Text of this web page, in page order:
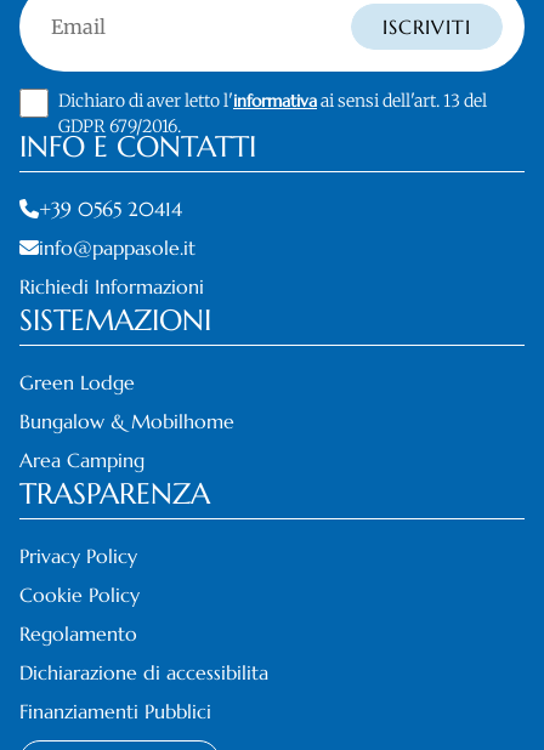
Email ISCRIVITI
Dichiaro di aver letto l'informativaai sensi dell'art. 13 del
GDPR 679/2016.
INFO E CONTATTI
+39 0565 20414
info@pappasole.it
Richiedi Informazioni
SISTEMAZIONI
Green Lodge
Bungalow & Mobilhome
Area Camping
TRASPARENZA
Privacy Policy
Cookie Policy
Regolamento
Dichiarazione di accessibilita
Finanziamenti Pubblici